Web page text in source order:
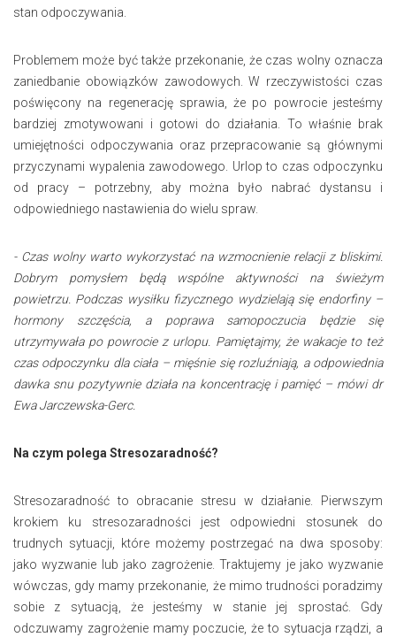
stan odpoczywania.
Problemem może być także przekonanie, że czas wolny oznacza
zaniedbanie obowiązków zawodowych. W rzeczywistości czas
poświęcony na regenerację sprawia, że po powrocie jesteśmy
bardziej zmotywowani i gotowi do działania. To właśnie brak
umiejętności odpoczywania oraz przepracowanie są głównymi
przyczynami wypalenia zawodowego. Urlop to czas odpoczynku
od pracy – potrzebny, aby można było nabrać dystansu i
odpowiedniego nastawienia do wielu spraw.
- Czas wolny warto wykorzystać na wzmocnienie relacji z bliskimi.
Dobrym pomysłem będą wspólne aktywności na świeżym
powietrzu. Podczas wysiłku fizycznego wydzielają się endorfiny –
hormony szczęścia, a poprawa samopoczucia będzie się
utrzymywała po powrocie z urlopu. Pamiętajmy, że wakacje to też
czas odpoczynku dla ciała – mięśnie się rozluźniają, a odpowiednia
dawka snu pozytywnie działa na koncentrację i pamięć – mówi dr
Ewa Jarczewska-Gerc.
Na czym polega Stresozaradność?
Stresozaradność to obracanie stresu w działanie. Pierwszym
krokiem ku stresozaradności jest odpowiedni stosunek do
trudnych sytuacji, które możemy postrzegać na dwa sposoby:
jako wyzwanie lub jako zagrożenie. Traktujemy je jako wyzwanie
wówczas, gdy mamy przekonanie, że mimo trudności poradzimy
sobie z sytuacją, że jesteśmy w stanie jej sprostać. Gdy
odczuwamy zagrożenie mamy poczucie, że to sytuacja rządzi, a